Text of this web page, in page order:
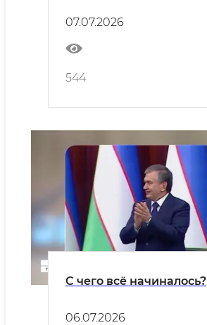
07.07.2026
544
С чего всё начиналось?
06.07.2026